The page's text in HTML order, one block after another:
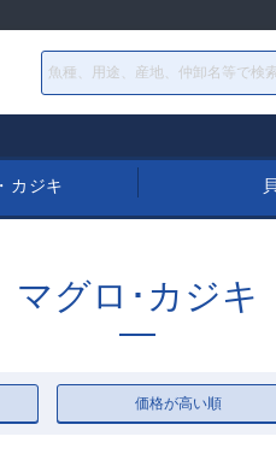
カジキ 貝
マグロ･カジキ
価格が高い順